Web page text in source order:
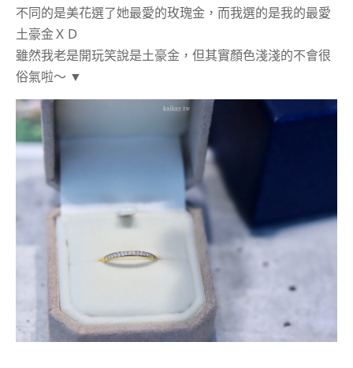
不同的是美花選了她最愛的玫瑰金，而我選的是我的最愛
土豪金ＸＤ
雖然我老是開玩笑說是土豪金，但其實顏色淺淺的不會很
俗氣啦～ ▼